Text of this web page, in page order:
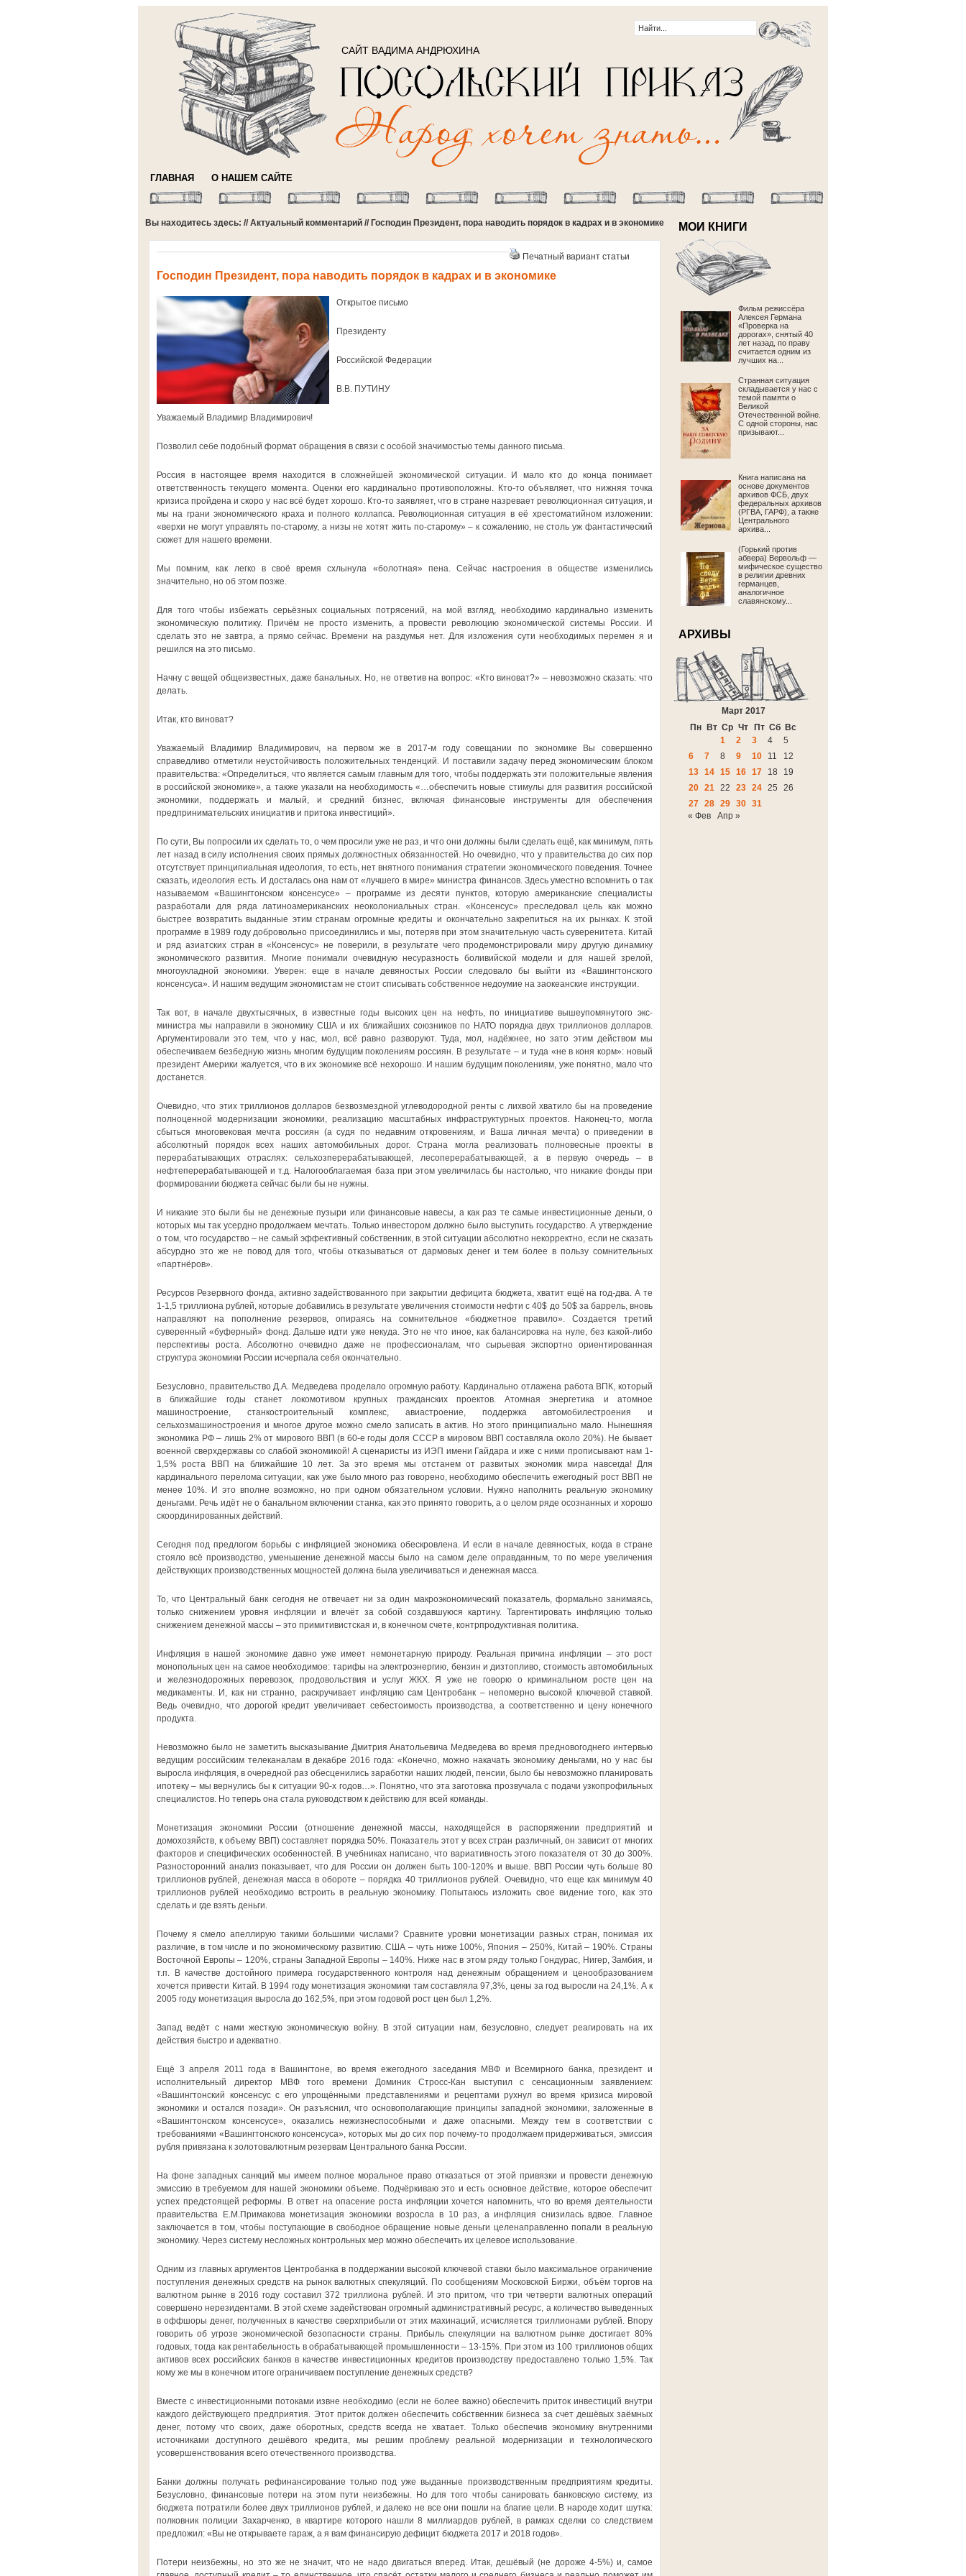
САЙТ ВАДИМА АНДРЮХИНА
ГЛАВНАЯ О НАШЕМ САЙТЕ
Вы находитесь здесь: //Актуальный комментарий // Господин Президент, пора наводить порядок в кадрах и в экономике
Печатный вариант статьи
Господин Президент, пора наводить порядок в кадрах и в экономике
Открытое письмо
Президенту
Российской Федерации
В.В. ПУТИНУ
Уважаемый Владимир Владимирович!
Позволил себе подобный формат обращения в связи с особой значимостью темы данного письма.
Россия в настоящее время находится в сложнейшей экономической ситуации. И мало кто до конца понимает
ответственность текущего момента. Оценки его кардинально противоположны. Кто-то объявляет, что нижняя точка
кризиса пройдена и скоро у нас всё будет хорошо. Кто-то заявляет, что в стране назревает революционная ситуация, и
мы на грани экономического краха и полного коллапса. Революционная ситуация в её хрестоматийном изложении:
«верхи не могут управлять по-старому, а низы не хотят жить по-старому» – к сожалению, не столь уж фантастический
сюжет для нашего времени.
Мы помним, как легко в своё время схлынула «болотная» пена. Сейчас настроения в обществе изменились
значительно, но об этом позже.
Для того чтобы избежать серьёзных социальных потрясений, на мой взгляд, необходимо кардинально изменить
экономическую политику. Причём не просто изменить, а провести революцию экономической системы России. И
сделать это не завтра, а прямо сейчас. Времени на раздумья нет. Для изложения сути необходимых перемен я и
решился на это письмо.
Начну с вещей общеизвестных, даже банальных. Но, не ответив на вопрос: «Кто виноват?» – невозможно сказать: что
делать.
Итак, кто виноват?
Уважаемый Владимир Владимирович, на первом же в 2017-м году совещании по экономике Вы совершенно
справедливо отметили неустойчивость положительных тенденций. И поставили задачу перед экономическим блоком
правительства: «Определиться, что является самым главным для того, чтобы поддержать эти положительные явления
в российской экономике», а также указали на необходимость «…обеспечить новые стимулы для развития российской
экономики, поддержать и малый, и средний бизнес, включая финансовые инструменты для обеспечения
предпринимательских инициатив и притока инвестиций».
По сути, Вы попросили их сделать то, о чем просили уже не раз, и что они должны были сделать ещё, как минимум, пять
лет назад в силу исполнения своих прямых должностных обязанностей. Но очевидно, что у правительства до сих пор
отсутствует принципиальная идеология, то есть, нет внятного понимания стратегии экономического поведения. Точнее
сказать, идеология есть. И досталась она нам от «лучшего в мире» министра финансов. Здесь уместно вспомнить о так
называемом «Вашингтонском консенсусе» – программе из десяти пунктов, которую американские специалисты
разработали для ряда латиноамериканских неоколониальных стран. «Консенсус» преследовал цель как можно
быстрее возвратить выданные этим странам огромные кредиты и окончательно закрепиться на их рынках. К этой
программе в 1989 году добровольно присоединились и мы, потеряв при этом значительную часть суверенитета. Китай
и ряд азиатских стран в «Консенсус» не поверили, в результате чего продемонстрировали миру другую динамику
экономического развития. Многие понимали очевидную несуразность боливийской модели и для нашей зрелой,
многоукладной экономики. Уверен: еще в начале девяностых России следовало бы выйти из «Вашингтонского
консенсуса». И нашим ведущим экономистам не стоит списывать собственное недоумие на заокеанские инструкции.
Так вот, в начале двухтысячных, в известные годы высоких цен на нефть, по инициативе вышеупомянутого экс-
министра мы направили в экономику США и их ближайших союзников по НАТО порядка двух триллионов долларов.
Аргументировали это тем, что у нас, мол, всё равно разворуют. Туда, мол, надёжнее, но зато этим действом мы
обеспечиваем безбедную жизнь многим будущим поколениям россиян. В результате – и туда «не в коня корм»: новый
президент Америки жалуется, что в их экономике всё нехорошо. И нашим будущим поколениям, уже понятно, мало что
достанется.
Очевидно, что этих триллионов долларов безвозмездной углеводородной ренты с лихвой хватило бы на проведение
полноценной модернизации экономики, реализацию масштабных инфраструктурных проектов. Наконец-то, могла
сбыться многовековая мечта россиян (а судя по недавним откровениям, и Ваша личная мечта) о приведении в
абсолютный порядок всех наших автомобильных дорог. Страна могла реализовать полновесные проекты в
перерабатывающих отраслях: сельхозперерабатывающей, лесоперерабатывающей, а в первую очередь – в
нефтеперерабатывающей и т.д. Налогооблагаемая база при этом увеличилась бы настолько, что никакие фонды при
формировании бюджета сейчас были бы не нужны.
И никакие это были бы не денежные пузыри или финансовые навесы, а как раз те самые инвестиционные деньги, о
которых мы так усердно продолжаем мечтать. Только инвестором должно было выступить государство. А утверждение
о том, что государство – не самый эффективный собственник, в этой ситуации абсолютно некорректно, если не сказать
абсурдно это же не повод для того, чтобы отказываться от дармовых денег и тем более в пользу сомнительных
«партнёров».
Ресурсов Резервного фонда, активно задействованного при закрытии дефицита бюджета, хватит ещё на год-два. А те
1-1,5 триллиона рублей, которые добавились в результате увеличения стоимости нефти с 40$ до 50$ за баррель, вновь
направляют на пополнение резервов, опираясь на сомнительное «бюджетное правило». Создается третий
суверенный «буферный» фонд. Дальше идти уже некуда. Это не что иное, как балансировка на нуле, без какой-либо
перспективы роста. Абсолютно очевидно даже не профессионалам, что сырьевая экспортно ориентированная
структура экономики России исчерпала себя окончательно.
Безусловно, правительство Д.А. Медведева проделало огромную работу. Кардинально отлажена работа ВПК, который
в ближайшие годы станет локомотивом крупных гражданских проектов. Атомная энергетика и атомное
машиностроение, станкостроительный комплекс, авиастроение, поддержка автомобилестроения и
сельхозмашиностроения и многое другое можно смело записать в актив. Но этого принципиально мало. Нынешняя
экономика РФ – лишь 2% от мирового ВВП (в 60-е годы доля СССР в мировом ВВП составляла около 20%). Не бывает
военной сверхдержавы со слабой экономикой! А сценаристы из ИЭП имени Гайдара и иже с ними прописывают нам 1-
1,5% роста ВВП на ближайшие 10 лет. За это время мы отстанем от развитых экономик мира навсегда! Для
кардинального перелома ситуации, как уже было много раз говорено, необходимо обеспечить ежегодный рост ВВП не
менее 10%. И это вполне возможно, но при одном обязательном условии. Нужно наполнить реальную экономику
деньгами. Речь идёт не о банальном включении станка, как это принято говорить, а о целом ряде осознанных и хорошо
скоординированных действий.
Сегодня под предлогом борьбы с инфляцией экономика обескровлена. И если в начале девяностых, когда в стране
стояло всё производство, уменьшение денежной массы было на самом деле оправданным, то по мере увеличения
действующих производственных мощностей должна была увеличиваться и денежная масса.
То, что Центральный банк сегодня не отвечает ни за один макроэкономический показатель, формально занимаясь,
только снижением уровня инфляции и влечёт за собой создавшуюся картину. Таргентировать инфляцию только
снижением денежной массы – это примитивистская и, в конечном счете, контрпродуктивная политика.
Инфляция в нашей экономике давно уже имеет немонетарную природу. Реальная причина инфляции – это рост
монопольных цен на самое необходимое: тарифы на электроэнергию, бензин и дизтопливо, стоимость автомобильных
и железнодорожных перевозок, продовольствия и услуг ЖКХ. Я уже не говорю о криминальном росте цен на
медикаменты. И, как ни странно, раскручивает инфляцию сам Центробанк – непомерно высокой ключевой ставкой.
Ведь очевидно, что дорогой кредит увеличивает себестоимость производства, а соответственно и цену конечного
продукта.
Невозможно было не заметить высказывание Дмитрия Анатольевича Медведева во время предновогоднего интервью
ведущим российским телеканалам в декабре 2016 года: «Конечно, можно накачать экономику деньгами, но у нас бы
выросла инфляция, в очередной раз обесценились заработки наших людей, пенсии, было бы невозможно планировать
ипотеку – мы вернулись бы к ситуации 90-х годов…». Понятно, что эта заготовка прозвучала с подачи узкопрофильных
специалистов. Но теперь она стала руководством к действию для всей команды.
Монетизация экономики России (отношение денежной массы, находящейся в распоряжении предприятий и
домохозяйств, к объему ВВП) составляет порядка 50%. Показатель этот у всех стран различный, он зависит от многих
факторов и специфических особенностей. В учебниках написано, что вариативность этого показателя от 30 до 300%.
Разносторонний анализ показывает, что для России он должен быть 100-120% и выше. ВВП России чуть больше 80
триллионов рублей, денежная масса в обороте – порядка 40 триллионов рублей. Очевидно, что еще как минимум 40
триллионов рублей необходимо встроить в реальную экономику. Попытаюсь изложить свое видение того, как это
сделать и где взять деньги.
Почему я смело апеллирую такими большими числами? Сравните уровни монетизации разных стран, понимая их
различие, в том числе и по экономическому развитию. США – чуть ниже 100%, Япония – 250%, Китай – 190%. Страны
Восточной Европы – 120%, страны Западной Европы – 140%. Ниже нас в этом ряду только Гондурас, Нигер, Замбия, и
т.п. В качестве достойного примера государственного контроля над денежным обращением и ценообразованием
хочется привести Китай. В 1994 году монетизация экономики там составляла 97,3%, цены за год выросли на 24,1%. А к
2005 году монетизация выросла до 162,5%, при этом годовой рост цен был 1,2%.
Запад ведёт с нами жесткую экономическую войну. В этой ситуации нам, безусловно, следует реагировать на их
действия быстро и адекватно.
Ещё 3 апреля 2011 года в Вашингтоне, во время ежегодного заседания МВФ и Всемирного банка, президент и
исполнительный директор МВФ того времени Доминик Стросс-Кан выступил с сенсационным заявлением:
«Вашингтонский консенсус с его упрощёнными представлениями и рецептами рухнул во время кризиса мировой
экономики и остался позади». Он разъяснил, что основополагающие принципы западной экономики, заложенные в
«Вашингтонском консенсусе», оказались нежизнеспособными и даже опасными. Между тем в соответствии с
требованиями «Вашингтонского консенсуса», которых мы до сих пор почему-то продолжаем придерживаться, эмиссия
рубля привязана к золотовалютным резервам Центрального банка России.
На фоне западных санкций мы имеем полное моральное право отказаться от этой привязки и провести денежную
эмиссию в требуемом для нашей экономики объеме. Подчёркиваю это и есть основное действие, которое обеспечит
успех предстоящей реформы. В ответ на опасение роста инфляции хочется напомнить, что во время деятельности
правительства Е.М.Примакова монетизация экономики возросла в 10 раз, а инфляция снизилась вдвое. Главное
заключается в том, чтобы поступающие в свободное обращение новые деньги целенаправленно попали в реальную
экономику. Через систему несложных контрольных мер можно обеспечить их целевое использование.
Одним из главных аргументов Центробанка в поддержании высокой ключевой ставки было максимальное ограничение
поступления денежных средств на рынок валютных спекуляций. По сообщениям Московской Биржи, объём торгов на
валютном рынке в 2016 году составил 372 триллиона рублей. И это притом, что три четверти валютных операций
совершено нерезидентами. В этой схеме задействован огромный административный ресурс, а количество выведенных
в оффшоры денег, полученных в качестве сверхприбыли от этих махинаций, исчисляется триллионами рублей. Впору
говорить об угрозе экономической безопасности страны. Прибыль спекуляции на валютном рынке достигает 80%
годовых, тогда как рентабельность в обрабатывающей промышленности – 13-15%. При этом из 100 триллионов общих
активов всех российских банков в качестве инвестиционных кредитов производству предоставлено только 1,5%. Так
кому же мы в конечном итоге ограничиваем поступление денежных средств?
Вместе с инвестиционными потоками извне необходимо (если не более важно) обеспечить приток инвестиций внутри
каждого действующего предприятия. Этот приток должен обеспечить собственник бизнеса за счет дешёвых заёмных
денег, потому что своих, даже оборотных, средств всегда не хватает. Только обеспечив экономику внутренними
источниками доступного дешёвого кредита, мы решим проблему реальной модернизации и технологического
усовершенствования всего отечественного производства.
Банки должны получать рефинансирование только под уже выданные производственным предприятиям кредиты.
Безусловно, финансовые потери на этом пути неизбежны. Но для того чтобы санировать банковскую систему, из
бюджета потратили более двух триллионов рублей, и далеко не все они пошли на благие цели. В народе ходит шутка:
полковник полиции Захарченко, в квартире которого нашли 8 миллиардов рублей, в рамках сделки со следствием
предложил: «Вы не открываете гараж, а я вам финансирую дефицит бюджета 2017 и 2018 годов».
Потери неизбежны, но это же не значит, что не надо двигаться вперед. Итак, дешёвый (не дороже 4-5%) и, самое
МОИ КНИГИ
Фильм режиссёра
Алексея Германа
«Проверка на
дорогах», снятый 40
лет назад, по праву
считается одним из
лучших на...
Странная ситуация
складывается у нас с
темой памяти о
Великой
Отечественной войне.
С одной стороны, нас
призывают...
Книга написана на
основе документов
архивов ФСБ, двух
федеральных архивов
(РГВА, ГАРФ), а также
Центрального
архива...
(Горький против
абвера) Вервольф —
мифическое существо
в религии древних
германцев,
аналогичное
славянскому...
АРХИВЫ
Март 2017
Пн
Вт Ср Чт Пт Сб Вс
1
2 3 4
5
6
7 8 9 10 11
12
13 14 15 16 17 18
19
20 21 22 23 24 25
26
27 28 29 30 31
« Фев
Апр »